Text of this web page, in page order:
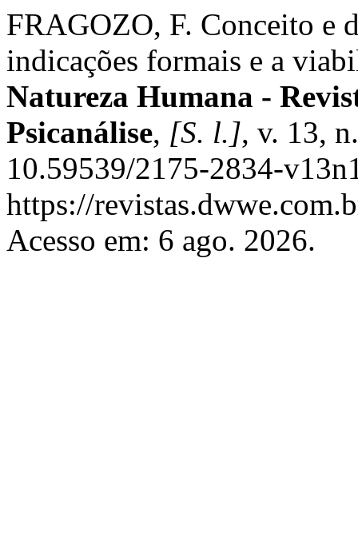
FRAGOZO, F. Conceito e
indicações formais e a
Natureza Humana -
Psicanálise, [S. l.], v. 13,
10.59539/2175-2834-
https://
Acesso em: 6 ago. 2026.